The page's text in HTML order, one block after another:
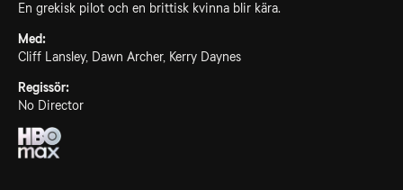
En grekisk pilot och en brittisk kvinna blir kära.
Med:
Cliff Lansley, Dawn Archer, Kerry Daynes
Regissör:
No Director